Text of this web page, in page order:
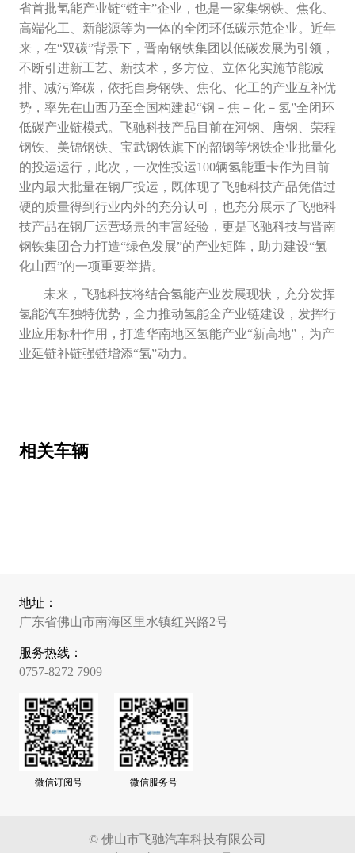
省首批氢能产业链“链主”企业，也是一家集钢铁、焦化、
高端化工、新能源等为一体的全闭环低碳示范企业。近年
来，在“双碳”背景下，晋南钢铁集团以低碳发展为引领，
不断引进新工艺、新技术，多方位、立体化实施节能减
排、减污降碳，依托自身钢铁、焦化、化工的产业互补优
势，率先在山西乃至全国构建起“钢－焦－化－氢”全闭环
低碳产业链模式。飞驰科技产品目前在河钢、唐钢、荣程
钢铁、美锦钢铁、宝武钢铁旗下的韶钢等钢铁企业批量化
的投运运行，此次，一次性投运100辆氢能重卡作为目前
业内最大批量在钢厂投运，既体现了飞驰科技产品凭借过
硬的质量得到行业内外的充分认可，也充分展示了飞驰科
技产品在钢厂运营场景的丰富经验，更是飞驰科技与晋南
钢铁集团合力打造“绿色发展”的产业矩阵，助力建设“氢
化山西”的一项重要举措。
未来，飞驰科技将结合氢能产业发展现状，充分发挥
氢能汽车独特优势，全力推动氢能全产业链建设，发挥行
业应用标杆作用，打造华南地区氢能产业“新高地”，为产
业延链补链强链增添“氢”动力。
相关车辆
地址：
广东省佛山市南海区里水镇红兴路2号
服务热线：
0757-8272 7909
微信订阅号 微信服务号
© 佛山市飞驰汽车科技有限公司